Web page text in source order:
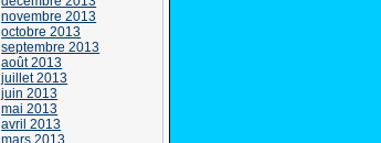
novembre 2013
octobre 2013
septembre 2013
août 2013
juillet 2013
juin 2013
mai 2013
avril 2013
mars 2013